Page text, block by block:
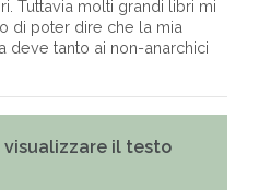
Tuttavia molti grandi libri mi
di poter dire che la mia
deve tanto ai non-anarchici
visualizzare il testo